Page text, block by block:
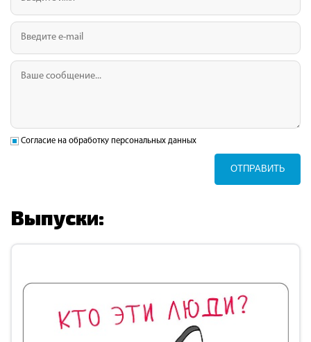
Согласие на обработку персональных данных
ОТПРАВИТЬ
Выпуски: